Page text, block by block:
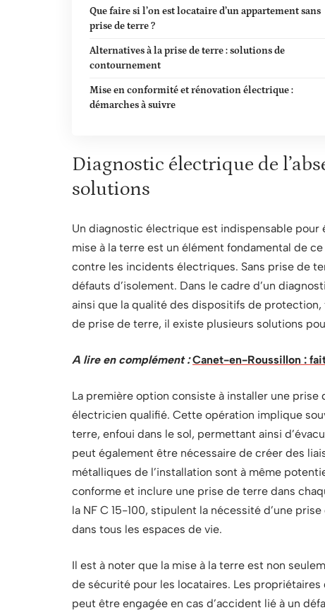
Que faire si l’on est locataire d’un appartement sans
prise de terre ?
Alternatives à la prise de terre : solutions de
contournement
Mise en conformité et rénovation électrique :
démarches à suivre
Diagnostic électrique de
solutions
Un diagnostic électrique est indispensable pour
mise à la terre est un élément fondamental de
contre les incidents électriques. Sans prise de
défauts d’isolement. Dans le cadre d’un
ainsi que la qualité des dispositifs de
de prise de terre, il existe plusieurs solutions
A lire en complément : Canet-en-Roussillon :
La première option consiste à installer une prise
électricien qualifié. Cette opération implique
terre, enfoui dans le sol, permettant ainsi
peut également être nécessaire de créer des
métalliques de l’installation sont à même
conforme et inclure une prise de terre dans
la NF C 15-100, stipulent la nécessité d’une
dans tous les espaces de vie.
Il est à noter que la mise à la terre est non
de sécurité pour les locataires. Les
peut être engagée en cas d’accident lié à un